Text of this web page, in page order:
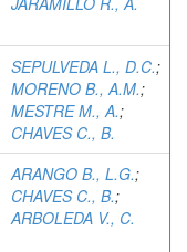
SEPULVEDA L., D.C.;
MORENO B., A.M.;
MESTRE M., A.;
CHAVES C., B.
ARANGO B., L.G.;
CHAVES C., B.;
ARBOLEDA V., C.